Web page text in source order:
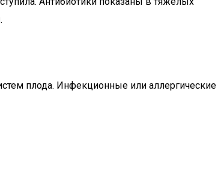
плода. Инфекционные или аллергические